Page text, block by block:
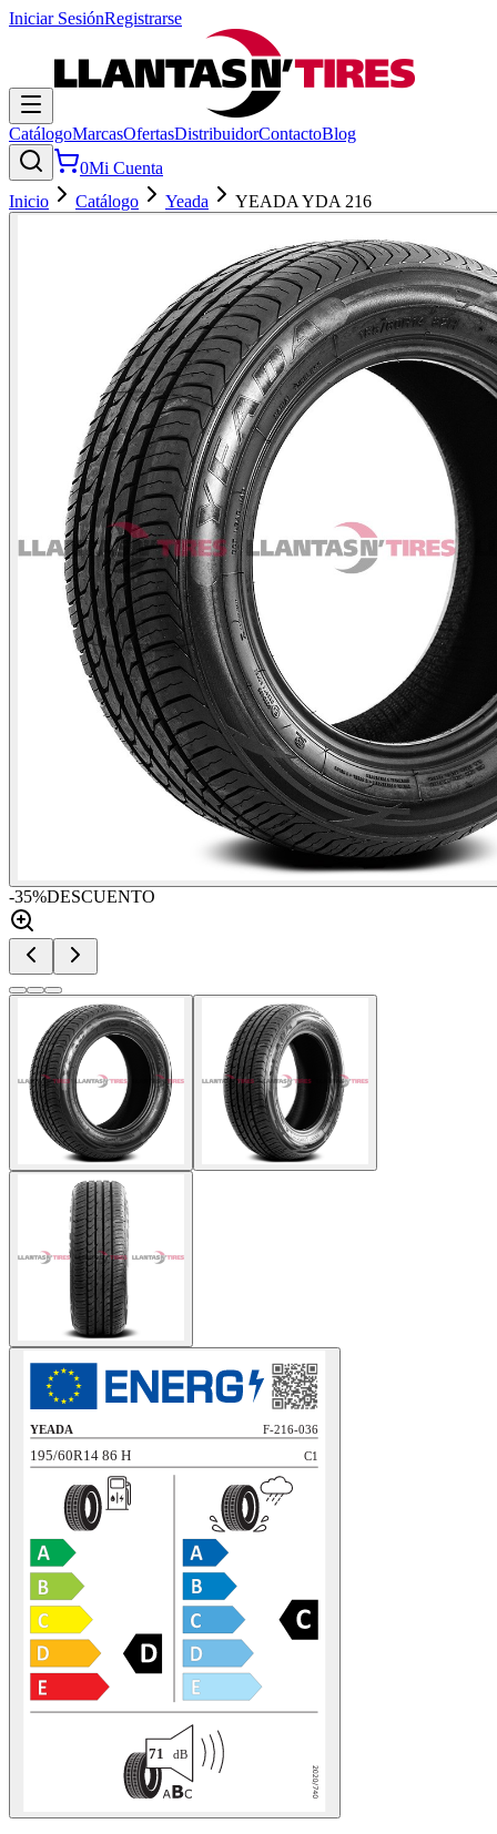
Iniciar SesiónRegistrarse
CatálogoMarcasOfertasDistribuidorContactoBlog
0Mi Cuenta
Inicio
Catálogo Yeada YEADA YDA 216
-35%DESCUENTO